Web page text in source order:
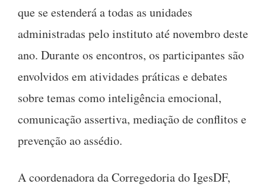
que se estenderá a todas as unidades
administradas pelo instituto até novembro deste
ano. Durante os encontros, os participantes são
envolvidos em atividades práticas e debates
sobre temas como inteligência emocional,
comunicação assertiva, mediação de conflitos e
prevenção ao assédio.
A coordenadora da Corregedoria do IgesDF,